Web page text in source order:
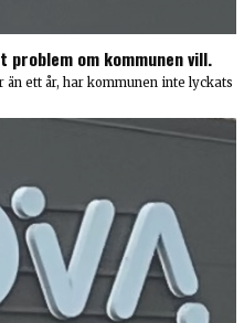
om kommunen vill.
ett år, har kommunen inte lyckats